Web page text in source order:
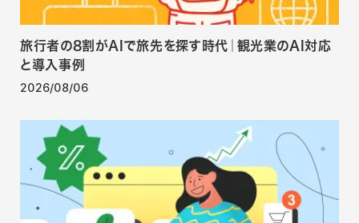
旅行者の8割がAIで旅先を探す時代｜観光業のAI対応
と導入事例
2026/08/06